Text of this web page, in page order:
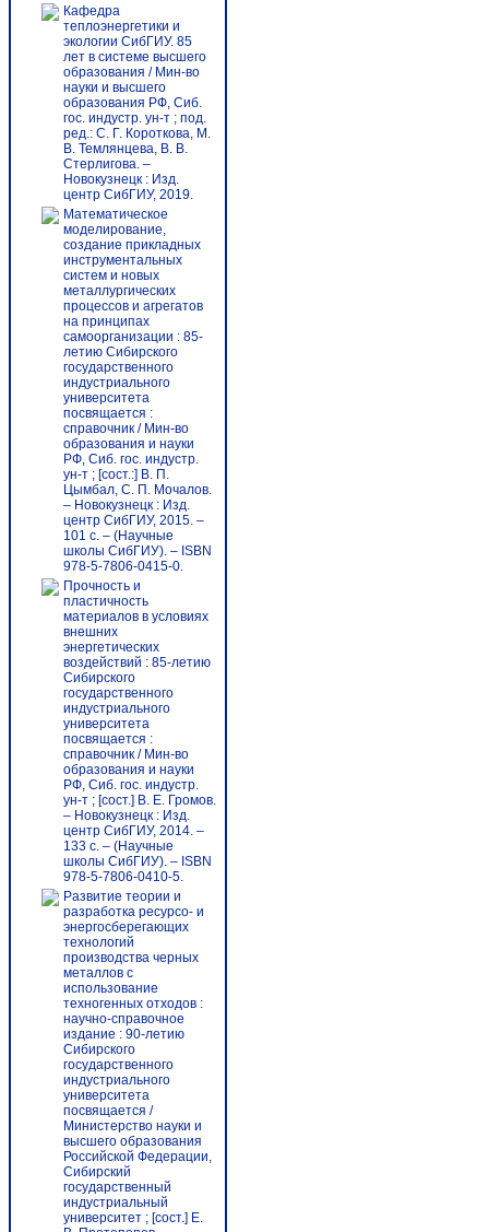
Кафедра
теплоэнергетики и
экологии СибГИУ. 85
лет в системе высшего
образования / Мин-во
науки и высшего
образования РФ, Сиб.
гос. индустр. ун-т ; под.
ред.: С. Г. Короткова, М.
В. Темлянцева, В. В.
Стерлигова. –
Новокузнецк : Изд.
центр СибГИУ, 2019.
Математическое
моделирование,
создание прикладных
инструментальных
систем и новых
металлургических
процессов и агрегатов
на принципах
самоорганизации : 85-
летию Сибирского
государственного
индустриального
университета
посвящается :
справочник / Мин-во
образования и науки
РФ, Сиб. гос. индустр.
ун-т ; [сост.:] В. П.
Цымбал, С. П. Мочалов.
– Новокузнецк : Изд.
центр СибГИУ, 2015. –
101 c. – (Научные
школы СибГИУ). – ISBN
978-5-7806-0415-0.
Прочность и
пластичность
материалов в условиях
внешних
энергетических
воздействий : 85-летию
Сибирского
государственного
индустриального
университета
посвящается :
справочник / Мин-во
образования и науки
РФ, Сиб. гос. индустр.
ун-т ; [сост.] В. Е. Громов.
– Новокузнецк : Изд.
центр СибГИУ, 2014. –
133 с. – (Научные
школы СибГИУ). – ISBN
978-5-7806-0410-5.
Развитие теории и
разработка ресурсо- и
энергосберегающих
технологий
производства черных
металлов с
использование
техногенных отходов :
научно-справочное
издание : 90-летию
Сибирского
государственного
индустриального
университета
посвящается /
Министерство науки и
высшего образования
Российской Федерации,
Сибирский
государственный
индустриальный
университет ; [сост.] Е.